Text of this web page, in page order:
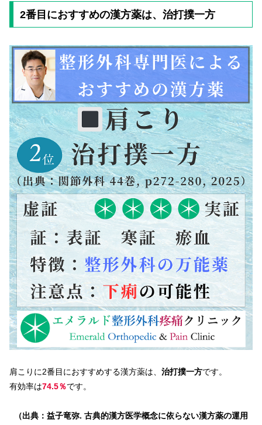
2番目におすすめの漢方薬は、治打撲一方
肩こりに2番目におすすめする漢方薬は、 治打撲一方です。
有効率は74.5％です。
（出典：益子竜弥. 古典的漢方医学概念に依らない漢方薬の運用